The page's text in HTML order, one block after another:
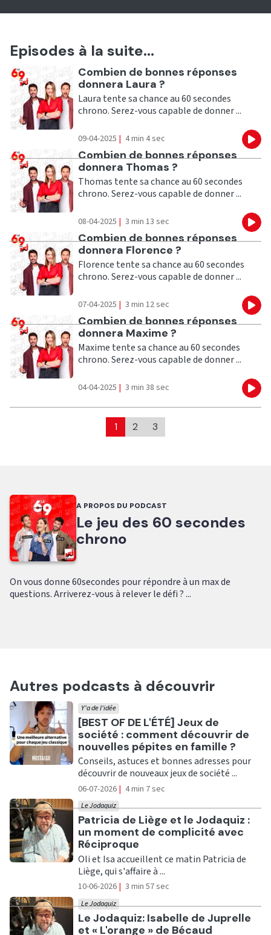
Episodes à la suite...
Ecouter
Combien de bonnes réponses
donnera Laura ?
Laura tente sa chance au 60 secondes
chrono. Serez-vous capable de donner ...
09-04-2025 | 4 min 4 sec
Ecouter
Combien de bonnes réponses
donnera Thomas ?
Thomas tente sa chance au 60 secondes
chrono. Serez-vous capable de donner ...
08-04-2025 | 3 min 13 sec
Ecouter
Combien de bonnes réponses
donnera Florence ?
Florence tente sa chance au 60 secondes
chrono. Serez-vous capable de donner ...
07-04-2025 | 3 min 12 sec
Ecouter
Combien de bonnes réponses
donnera Maxime ?
Maxime tente sa chance au 60 secondes
chrono. Serez-vous capable de donner ...
04-04-2025 | 3 min 38 sec
1 2 3
A PROPOS DU PODCAST
Le jeu des 60 secondes
chrono
On vous donne 60secondes pour répondre à un max de
questions. Arriverez-vous à relever le défi ? ...
Autres podcasts à découvrir
Ecouter
[BEST OF DE L'ÉTÉ] Jeux de
société : comment découvrir de
nouvelles pépites en famille ?
Y'a de l'idée
Conseils, astuces et bonnes adresses pour
découvrir de nouveaux jeux de société ...
06-07-2026 | 4 min 7 sec
Ecouter
Patricia de Liège et le Jodaquiz :
un moment de complicité avec
Réciproque
Le Jodaquiz
Oli et Isa accueillent ce matin Patricia de
Liège, qui s'affaire à ...
10-06-2026 | 3 min 57 sec
Ecouter
Le Jodaquiz: Isabelle de Juprelle
et « L'orange » de Bécaud
Le Jodaquiz